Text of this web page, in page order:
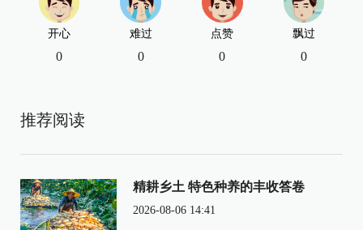
开心
0
难过
0
点赞
0
飘过
0
推荐阅读
精耕乡土 特色种养的丰收答卷
2026-08-06 14:41